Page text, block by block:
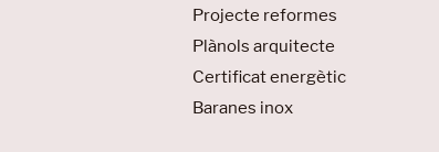
Projecte reformes
Plànols arquitecte
Certificat energètic
Baranes inox